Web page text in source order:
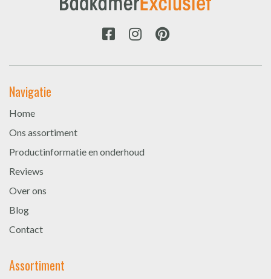
Navigatie
Home
Ons assortiment
Productinformatie en onderhoud
Reviews
Over ons
Blog
Contact
Assortiment